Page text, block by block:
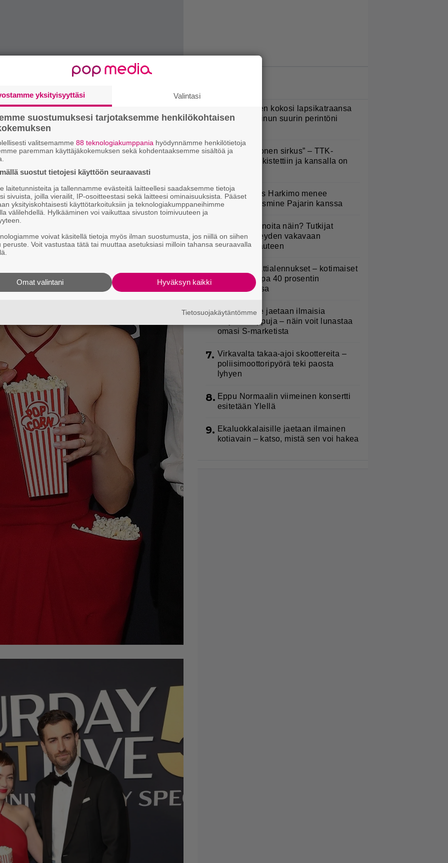
Jani Sievinen kokosi lapsikatraansa
yhteen – ”Minun suurin perintöni
2. ”Että semmonen sirkus” – TTK-
kilpailijat julkistettiin ja kansalla on
3. Uuno: Hjallis Harkimo menee
naimisiin Jasmine Pajarin kanssa
Syötkö perunoita näin? Tutkijat
löysivät yhteyden vakavaan
kansansairauteen
5.
Lidl aloitti jättialennukset – kotimaiset
kasvikset jopa 40 prosentin
alennuksessa
6. Koululaisille jaetaan ilmaisia
heijastinreppuja – näin voit lunastaa
omasi S-marketista
7. Virkavalta takaa-ajoi skoottereita –
poliisimoottoripyörä teki paosta
lyhyen
8. Eppu Normaalin viimeinen konsertti
esitetään Ylellä
9. Ekaluokkalaisille jaetaan ilmainen
kotiavain – katso, mistä sen voi hakea
yksityisyyttäsi Valintasi
suostumuksesi tarjotaksemme henkilökohtaisen
valitsemamme 88 teknologiakumppania hyödynnämme henkilötietoja
paremman käyttäjäkokemuksen sekä kohdentaaksemme sisältöä ja
suostut tietojesi käyttöön seuraavasti
laitetunnisteita ja tallennamme evästeitä laitteellesi saadaksemme tietoja
sivuista, joilla vierailit, IP-osoitteestasi sekä laitteesi ominaisuuksista. Pääset
yksityiskohtaisesti käyttötarkoituksiin ja teknologiakumppaneihimme
välilehdellä. Hylkääminen voi vaikuttaa sivuston toimivuuteen ja
voivat käsitellä tietoja myös ilman suostumusta, jos niillä on siihen
peruste. Voit vastustaa tätä tai muuttaa asetuksiasi milloin tahansa seuraavalla
Hyväksyn kaikki
Omat valintani
Tietosuojakäytäntömme